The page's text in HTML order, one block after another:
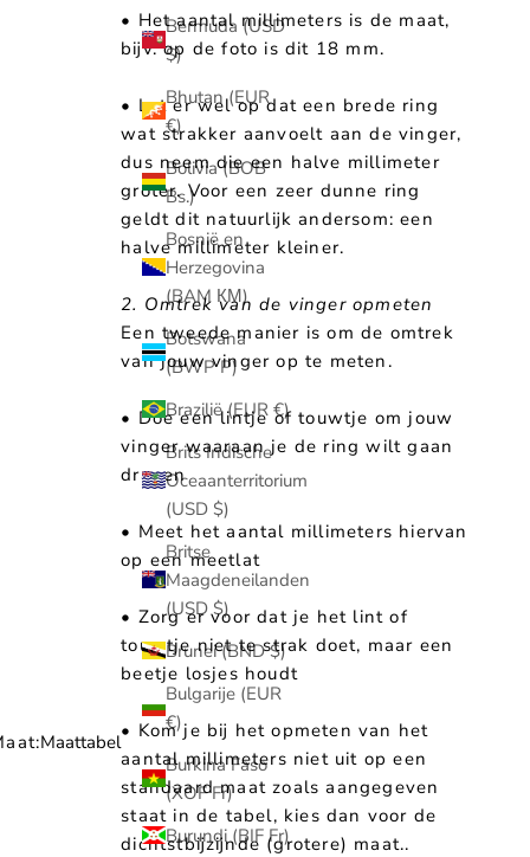
Bermuda (USD
$)
Bhutan (EUR
€)
Bolivia (BOB
Bs.)
Bosnië en
Herzegovina
(BAM КМ)
Botswana
(BWP P)
Brazilië (EUR €)
Brits Indische
Oceaanterritorium
(USD $)
Britse
Maagdeneilanden
(USD $)
Brunei (BND $)
Bulgarije (EUR
€)
Burkina Faso
(XOF Fr)
Burundi (BIF Fr)
Maattabel
• Het aantal millimeters is de maat,
bijv. op de foto is dit 18 mm.
• Let er wel op dat een brede ring
wat strakker aanvoelt aan de vinger,
dus neem die een halve millimeter
groter. Voor een zeer dunne ring
geldt dit natuurlijk andersom: een
halve millimeter kleiner.
2. Omtrek van de vinger opmeten
Een tweede manier is om de omtrek
van jouw vinger op te meten.
• Doe een lintje of touwtje om jouw
vinger waaraan je de ring wilt gaan
dragen
• Meet het aantal millimeters hiervan
op een meetlat
• Zorg er voor dat je het lint of
touwtje niet te strak doet, maar een
beetje losjes houdt
• Kom je bij het opmeten van het
aantal millimeters niet uit op een
standaard maat zoals aangegeven
staat in de tabel, kies dan voor de
dichtstbijzijnde (grotere) maat..